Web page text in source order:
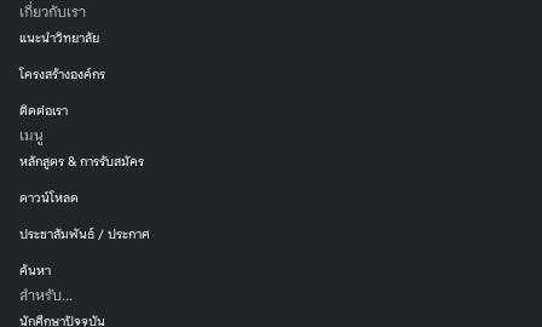
เกี่ยวกับเรา
แนะนำวิทยาลัย
โครงสร้างองค์กร
ติดต่อเรา
เมนู
หลักสูตร & การรับสมัคร
ดาวน์โหลด
ประชาสัมพันธ์ / ประกาศ
ค้นหา
สำหรับ...
นักศึกษาปัจจุบัน